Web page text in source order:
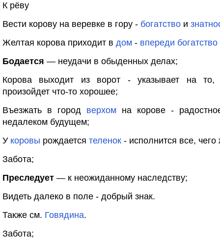
К рёву
Вести корову на веревке в гору - богатство и
Желтая корова приходит в дом - впереди богатство
Бодается — неудачи в обыденных делах;
Корова выходит из ворот - указывает на то,
произойдет что-то хорошее;
Въезжать в город верхом на корове -
недалеком будущем;
У коровы рождается теленок - исполнится все,
Забота;
Преследует — к неожиданному наследству;
Видеть далеко в поле - добрый знак.
Также см. Говядина.
Забота;